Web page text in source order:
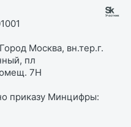
Москва, вн.тер.г.
пл
7Н
приказу Минцифры: